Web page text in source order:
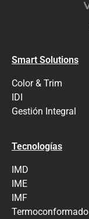
Smart Solutions
Color & Trim
IDI
Gestión Integral
Tecnologías
IMD
IME
IMF
Termoconformado